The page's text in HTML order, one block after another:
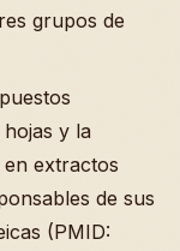
grupos de
y la
extractos
de sus
(PMID: